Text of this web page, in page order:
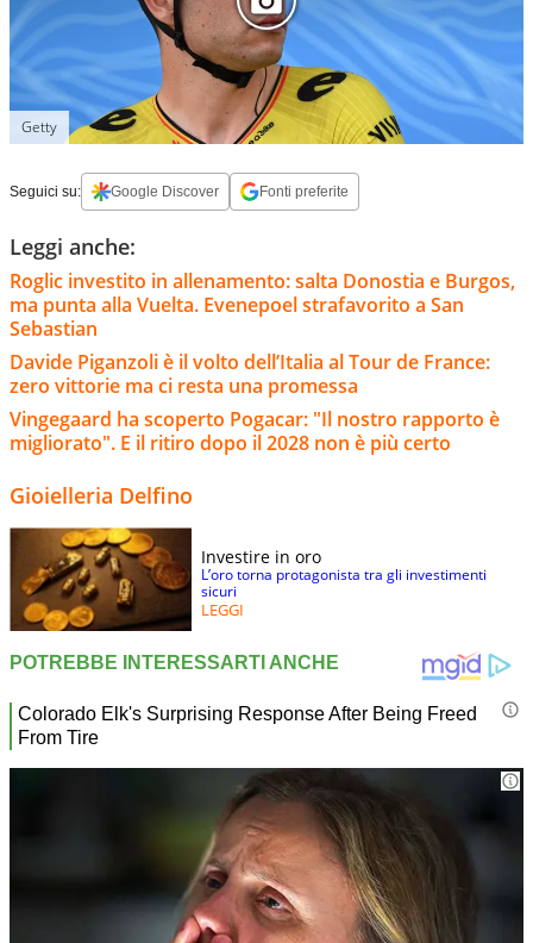
Getty
Seguici su: Google Discover Fonti preferite
Leggi anche:
Roglic investito in allenamento: salta Donostia e Burgos,
ma punta alla Vuelta. Evenepoel strafavorito a San
Sebastian
Davide Piganzoli è il volto dell’Italia al Tour de France:
zero vittorie ma ci resta una promessa
Vingegaard ha scoperto Pogacar: "Il nostro rapporto è
migliorato". E il ritiro dopo il 2028 non è più certo
Gioielleria Delfino
Investire in oro
L’oro torna protagonista tra gli investimenti
sicuri
LEGGI